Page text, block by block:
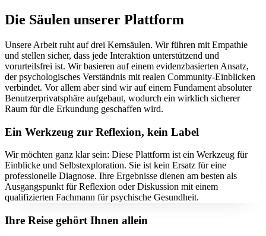
Die Säulen unserer Plattform
Unsere Arbeit ruht auf drei Kernsäulen. Wir führen mit Empathie
und stellen sicher, dass jede Interaktion unterstützend und
vorurteilsfrei ist. Wir basieren auf einem evidenzbasierten Ansatz,
der psychologisches Verständnis mit realen Community-Einblicken
verbindet. Vor allem aber sind wir auf einem Fundament absoluter
Benutzerprivatsphäre aufgebaut, wodurch ein wirklich sicherer
Raum für die Erkundung geschaffen wird.
Ein Werkzeug zur Reflexion, kein Label
Wir möchten ganz klar sein: Diese Plattform ist ein Werkzeug für
Einblicke und Selbstexploration. Sie ist kein Ersatz für eine
professionelle Diagnose. Ihre Ergebnisse dienen am besten als
Ausgangspunkt für Reflexion oder Diskussion mit einem
qualifizierten Fachmann für psychische Gesundheit.
Ihre Reise gehört Ihnen allein